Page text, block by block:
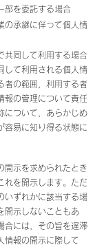
部を委託する場合
の承継に伴って個人情
共同して利用する場合
して利用される個人情
者の範囲，利用する者
報の管理について責任
について，あらかじめ
容易に知り得る状態に
開示を求められたとき
れを開示します。ただ
いずれかに該当する場
開示しないこともあ
合には，その旨を遅滞
情報の開示に際して